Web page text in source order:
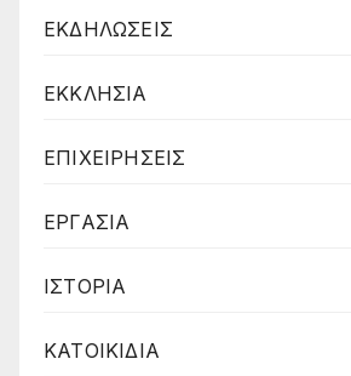
ΕΚΔΗΛΩΣΕΙΣ
ΕΚΚΛΗΣΙΑ
ΕΠΙΧΕΙΡΗΣΕΙΣ
ΕΡΓΑΣΙΑ
ΙΣΤΟΡΙΑ
ΚΑΤΟΙΚΙΔΙΑ